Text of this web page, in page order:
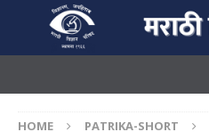
HOME PATRIKA-SHORT